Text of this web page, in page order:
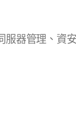
器管理、資